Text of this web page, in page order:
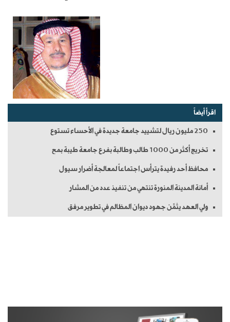
اقرأ أيضاً
250 مليون ريال لتشييد جامعة جديدة في الأحساء تستوع
تخريج أكثر من 1000 طالب وطالبة بفرع جامعة طيبة بمح
محافظ أحد رفيدة يترأس اجتماعاً لمعالجة أضرار سيول
أمانة المدينة المنورة تنتهي من تنفيذ عدد من المشار
ولي العهد يثمِّن جهود ديوان المظالم في تطوير مرفق